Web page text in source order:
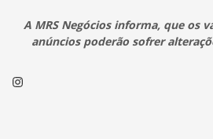
A MRS Negócios informa, que os
anúncios poderão sofrer
Instagram